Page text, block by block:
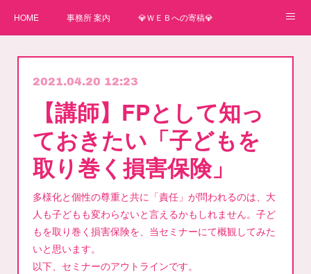
HOME 事務所 案内 💎ＷＥＢへの寄稿💎
弊事務所へのお問い合わせ講師
2021.04.20 12:23
【講師】FPとして知っ
ておきたい「子どもを
取り巻く損害保険」
多様化と個性の尊重と共に「責任」が問われるのは、大
人も子どもも変わらないと言えるかもしれません。子ど
もを取り巻く損害保険を、当セミナーにて概観してみた
いと思います。
以下、セミナーのアウトラインです。